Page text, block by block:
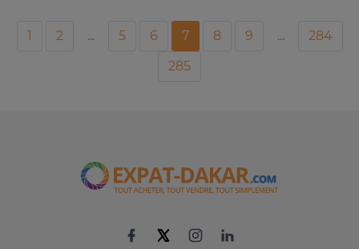
1 2 ... 5 6 7 8 9 ...
284
285